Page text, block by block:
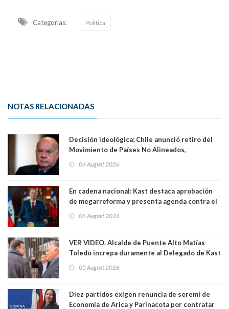
Categorias: Política
NOTAS RELACIONADAS
Decisión ideológica; Chile anunció retiro del
Movimiento de Países No Alineados,
1971. Excanciller Insulza lamentó decisión
06 August 2026
En cadena nacional: Kast destaca aprobación
de megarreforma y presenta agenda contra el
06 August 2026
VER VIDEO. Alcalde de Puente Alto Matías
Toledo increpa duramente al Delegado de Kast
delegado nuevamente arrancando"
05 August 2026
Diez partidos exigen renuncia de seremi de
Economía de Arica y Parinacota por contratar